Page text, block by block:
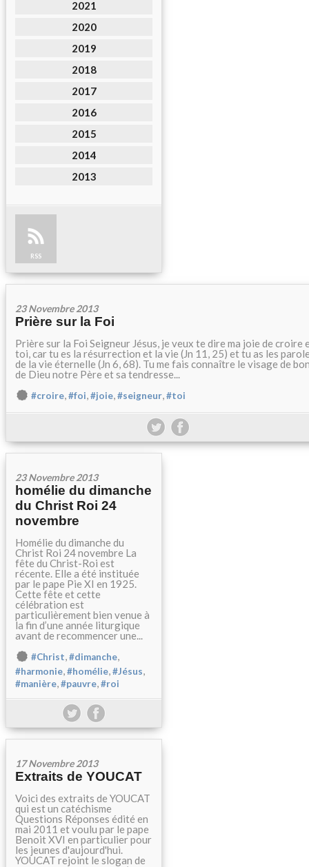
2021
2020
2019
2018
2017
2016
2015
2014
2013
RSS
23 Novembre 2013
Prière sur la Foi
Prière sur la Foi Seigneur Jésus, je veux te dire ma joie de croire
toi, car tu es la résurrection et la vie (Jn 11, 25) et tu as les
de la vie éternelle (Jn 6, 68). Tu me fais connaître le visage de
de Dieu notre Père et sa tendresse...
#croire,#foi,#joie,#seigneur,#toi
23 Novembre 2013
homélie du dimanche
du Christ Roi 24
novembre
Homélie du dimanche du
Christ Roi 24 novembre La
fête du Christ-Roi est
récente. Elle a été instituée
par le pape Pie XI en 1925.
Cette fête et cette
célébration est
particulièrement bien venue à
la fin d’une année liturgique
avant de recommencer une...
#Christ,#dimanche,
#harmonie,#homélie,#Jésus,
#manière,#pauvre,#roi
17 Novembre 2013
Extraits de YOUCAT
Voici des extraits de YOUCAT
qui est un catéchisme
Questions Réponses édité en
mai 2011 et voulu par le pape
Benoit XVI en particulier pour
les jeunes d'aujourd'hui.
YOUCAT rejoint le slogan de